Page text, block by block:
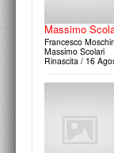
Francesco
Domus, n.634,
Massimo
Francesco
Massimo Scolari
Rinascita / 16